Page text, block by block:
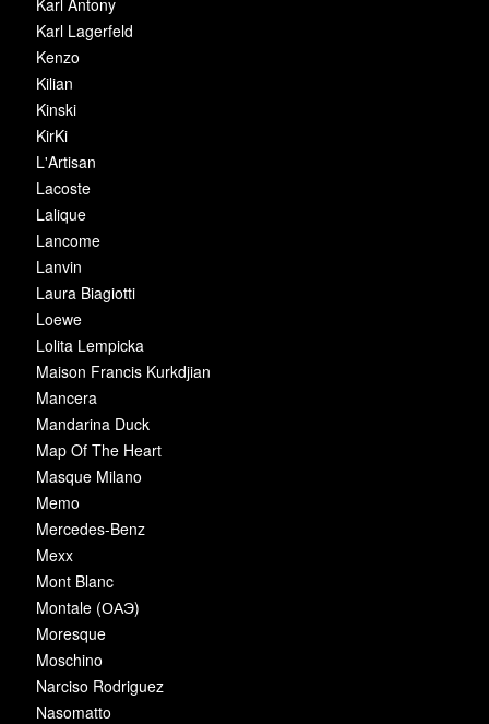
Karl Antony
Karl Lagerfeld
Kenzo
Kilian
Kinski
KirKi
L'Artisan
Lacoste
Lalique
Lancome
Lanvin
Laura Biagiotti
Loewe
Lolita Lempicka
Maison Francis Kurkdjian
Mancera
Mandarina Duck
Map Of The Heart
Masque Milano
Memo
Mercedes-Benz
Mexx
Mont Blanc
Montale (ОАЭ)
Moresque
Moschino
Narciso Rodriguez
Nasomatto